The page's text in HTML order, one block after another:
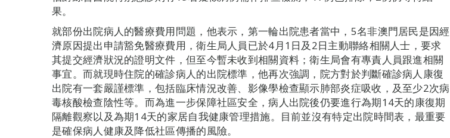
果。
就部份出院病人的醫療費用問題，他表示，第一輪出院患者當中，5名非澳門居民是因經
濟原因提出申請豁免醫療費用，衛生局人員已於4月1日及2日主動聯絡相關人士，要求
其提交經濟狀況的證明文件，但至今暫未收到相關資料；衛生局會有專責人員跟進相關
事宜。而就現時住院的確診病人的出院標準，他再次強調，院方對於判斷確診病人康復
出院有一套嚴謹標準，包括臨床情況改善、影像學檢查顯示肺部炎症吸收，及至少2次病
毒核酸檢查陰性等。而為進一步保障社區安全，病人出院後仍要進行為期14天的康復期
隔離觀察以及為期14天的家居自我健康管理措施。目前並沒有特定出院時間表，最重要
是確保病人健康及降低社區傳播的風險。